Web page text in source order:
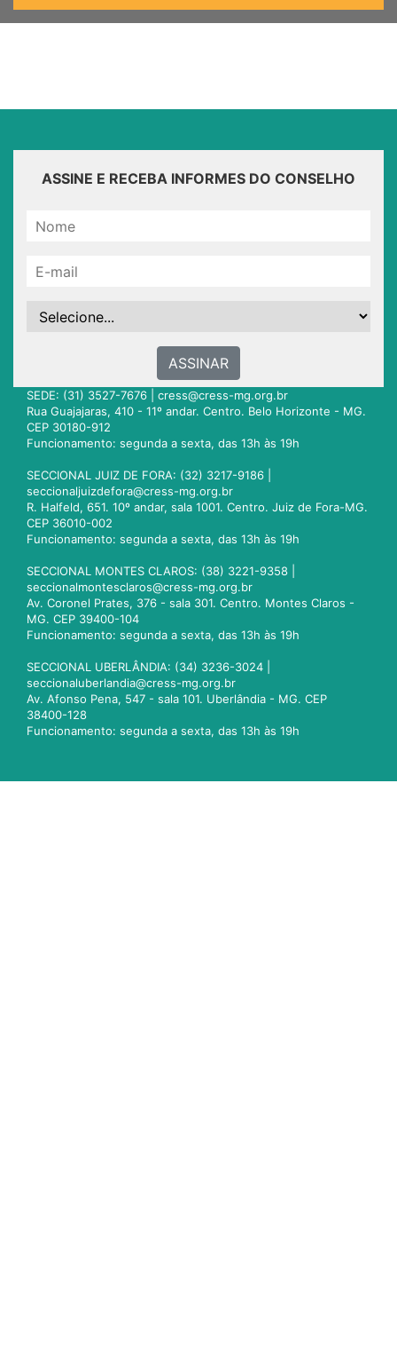
ASSINE E RECEBA INFORMES DO CONSELHO
ASSINAR
SEDE: (31) 3527-7676 | cress@cress-mg.org.br
Rua Guajajaras, 410 - 11º andar. Centro. Belo Horizonte - MG.
CEP 30180-912
Funcionamento: segunda a sexta, das 13h às 19h
SECCIONAL JUIZ DE FORA: (32) 3217-9186 |
seccionaljuizdefora@cress-mg.org.br
R. Halfeld, 651. 10º andar, sala 1001. Centro. Juiz de Fora-MG.
CEP 36010-002
Funcionamento: segunda a sexta, das 13h às 19h
SECCIONAL MONTES CLAROS: (38) 3221-9358 |
seccionalmontesclaros@cress-mg.org.br
Av. Coronel Prates, 376 - sala 301. Centro. Montes Claros -
MG. CEP 39400-104
Funcionamento: segunda a sexta, das 13h às 19h
SECCIONAL UBERLÂNDIA: (34) 3236-3024 |
seccionaluberlandia@cress-mg.org.br
Av. Afonso Pena, 547 - sala 101. Uberlândia - MG. CEP
38400-128
Funcionamento: segunda a sexta, das 13h às 19h